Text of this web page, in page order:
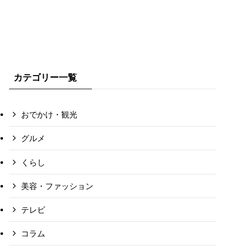
カテゴリー一覧
おでかけ・観光
グルメ
くらし
美容・ファッション
テレビ
コラム